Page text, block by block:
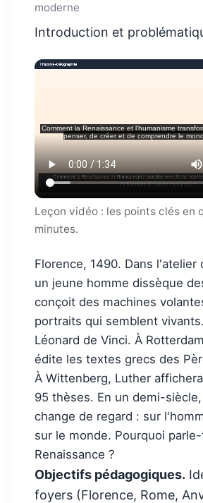
moderne
Introduction et
Leçon vidéo : les points clés en
minutes.
Florence, 1490. Dans l'atelier
un jeune homme dissèque
conçoit des machines
portraits qui semblent
Léonard de Vinci. À
édite les textes grecs des
À Wittenberg, Luther
95 thèses. En un demi-
change de regard : sur
sur le monde. Pourquoi
Renaissance ?
Objectifs pédagogiques.
foyers (Florence, Rome,